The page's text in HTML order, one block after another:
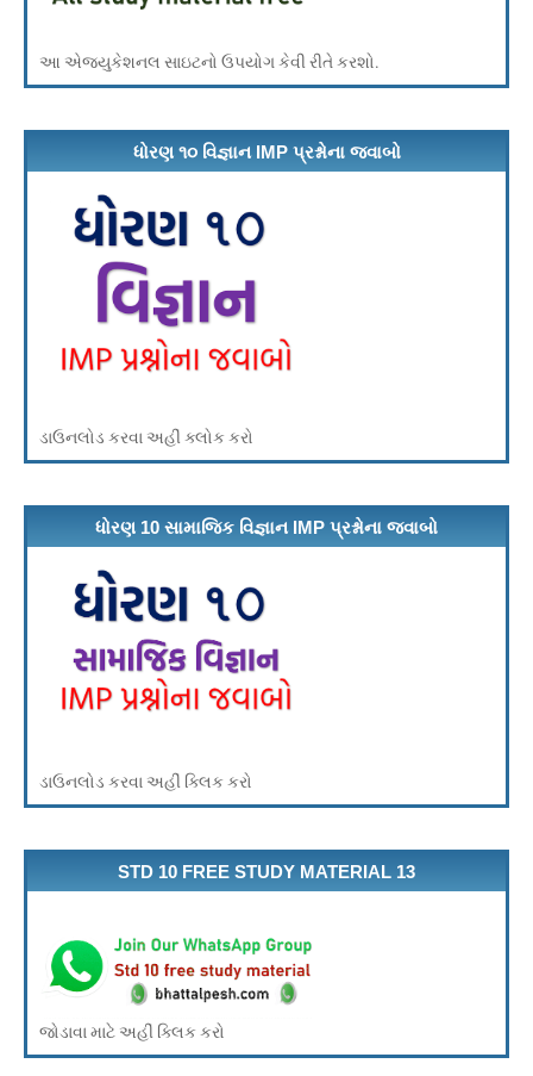
આ એજ્યુકેશનલ સાઇટનો ઉપયોગ કેવી રીતે કરશો.
ધોરણ ૧૦ વિજ્ઞાન IMP પ્રશ્નોના જવાબો
ડાઉનલોડ કરવા અહીં ક્લોક કરો
ધોરણ 10 સામાજિક વિજ્ઞાન IMP પ્રશ્નોના જવાબો
ડાઉનલોડ કરવા અહીં ક્લિક કરો
STD 10 FREE STUDY MATERIAL 13
જોડાવા માટે અહીં ક્લિક કરો